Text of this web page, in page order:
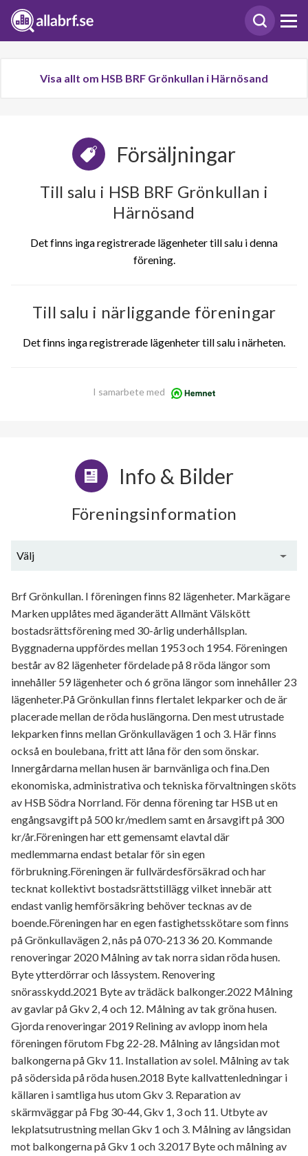
Visa allt om HSB BRF Grönkullan i Härnösand
Försäljningar
Till salu i HSB BRF Grönkullan i
Härnösand
Det finns inga registrerade lägenheter till salu i denna
förening.
Till salu i närliggande föreningar
Det finns inga registrerade lägenheter till salu i närheten.
I samarbete med
Info & Bilder
Föreningsinformation
Välj
Brf Grönkullan. I föreningen finns 82 lägenheter. Markägare
Marken upplåtes med äganderätt Allmänt Välskött
bostadsrättsförening med 30-årlig underhållsplan.
Byggnaderna uppfördes mellan 1953 och 1954. Föreningen
består av 82 lägenheter fördelade på 8 röda längor som
innehåller 59 lägenheter och 6 gröna längor som innehåller 23
lägenheter.På Grönkullan finns flertalet lekparker och de är
placerade mellan de röda huslängorna. Den mest utrustade
lekparken finns mellan Grönkullavägen 1 och 3. Här finns
också en boulebana, fritt att låna för den som önskar.
Innergårdarna mellan husen är barnvänliga och fina.Den
ekonomiska, administrativa och tekniska förvaltningen sköts
av HSB Södra Norrland. För denna förening tar HSB ut en
engångsavgift på 500 kr/medlem samt en årsavgift på 300
kr/år.Föreningen har ett gemensamt elavtal där
medlemmarna endast betalar för sin egen
förbrukning.Föreningen är fullvärdesförsäkrad och har
tecknat kollektivt bostadsrättstillägg vilket innebär att
endast vanlig hemförsäkring behöver tecknas av de
boende.Föreningen har en egen fastighetsskötare som finns
på Grönkullavägen 2, nås på 070-213 36 20. Kommande
renoveringar 2020 Målning av tak norra sidan röda husen.
Byte ytterdörrar och låssystem. Renovering
snörasskydd.2021 Byte av trädäck balkonger.2022 Målning
av gavlar på Gkv 2, 4 och 12. Målning av tak gröna husen.
Gjorda renoveringar 2019 Relining av avlopp inom hela
föreningen förutom Fbg 22-28. Målning av långsidan mot
balkongerna på Gkv 11. Installation av solel. Målning av tak
på södersida på röda husen.2018 Byte kallvattenledningar i
källaren i samtliga hus utom Gkv 3. Reparation av
skärmväggar på Fbg 30-44, Gkv 1, 3 och 11. Utbyte av
lekplatsutrustning mellan Gkv 1 och 3. Målning av långsidan
mot balkongerna på Gkv 1 och 3.2017 Byte och målning av